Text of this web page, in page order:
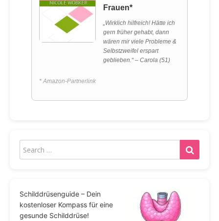
Frauen*
„Wirklich hilfreich! Hätte ich
gern früher gehabt, dann
wären mir viele Probleme &
Selbstzweifel erspart
geblieben.“ – Carola (51)
* Amazon-Partnerlink
Schilddrüsenguide – Dein
kostenloser Kompass für eine
gesunde Schilddrüse!